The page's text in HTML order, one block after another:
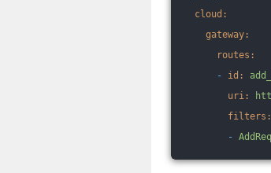
cloud:
gateway:
routes:
-
id:
uri:
filters:
-